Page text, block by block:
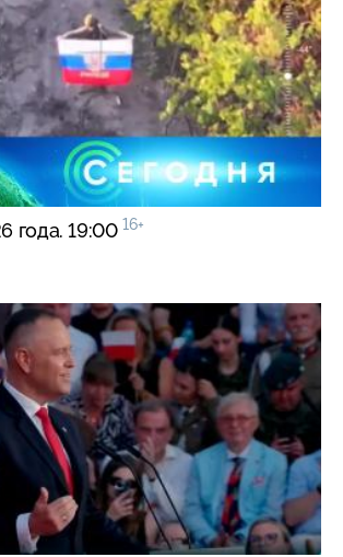
года. 19:00 16+